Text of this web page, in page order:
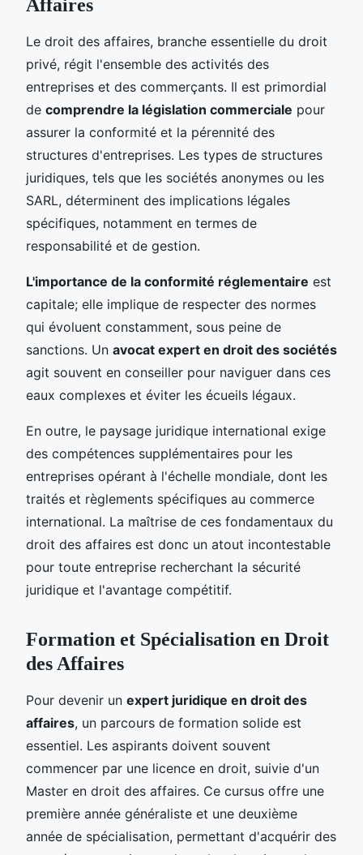
Affaires
Le droit des affaires, branche essentielle du droit
privé, régit l'ensemble des activités des
entreprises et des commerçants. Il est primordial
de comprendre la législation commerciale pour
assurer la conformité et la pérennité des
structures d'entreprises. Les types de structures
juridiques, tels que les sociétés anonymes ou les
SARL, déterminent des implications légales
spécifiques, notamment en termes de
responsabilité et de gestion.
L'importance de la conformité réglementaire est
capitale; elle implique de respecter des normes
qui évoluent constamment, sous peine de
sanctions. Un avocat expert en droit des sociétés
agit souvent en conseiller pour naviguer dans ces
eaux complexes et éviter les écueils légaux.
En outre, le paysage juridique international exige
des compétences supplémentaires pour les
entreprises opérant à l'échelle mondiale, dont les
traités et règlements spécifiques au commerce
international. La maîtrise de ces fondamentaux du
droit des affaires est donc un atout incontestable
pour toute entreprise recherchant la sécurité
juridique et l'avantage compétitif.
Formation et Spécialisation en Droit
des Affaires
Pour devenir un expert juridique en droit des
affaires, un parcours de formation solide est
essentiel. Les aspirants doivent souvent
commencer par une licence en droit, suivie d'un
Master en droit des affaires. Ce cursus offre une
première année généraliste et une deuxième
année de spécialisation, permettant d'acquérir des